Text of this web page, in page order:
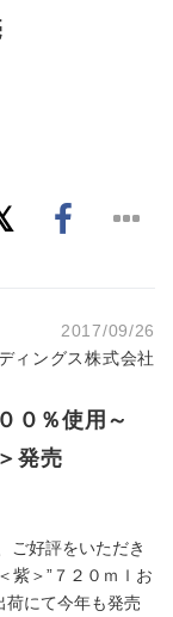
2017/09/26
ィングス株式会社
０％使用～
発売
ご好評をいただき
紫＞”７２０ｍｌお
荷にて今年も発売